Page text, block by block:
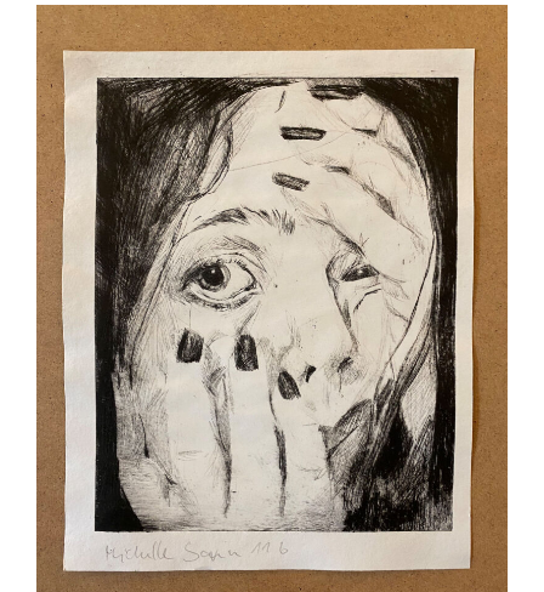
Hambühren
Und
Celle
Zeigt
Dürrenmatts
„Der
Besuch
Der
Alten
Dame“